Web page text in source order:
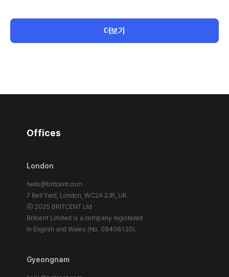
더보기
Offices
London
hello@britcent.com
7 Bell Yard, London, WC2A 2JR, UK.
ⓒ 2025 BRITCENT Ltd
Britcent Limited is a company registered
in English and Wales (No. 09408130).
Gyeongnam